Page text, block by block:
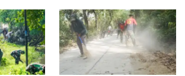
Lingkungan